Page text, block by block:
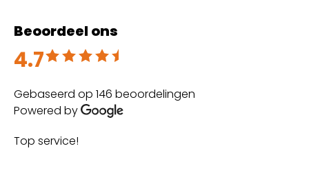
Beoordeel ons
4.7
Beoordeeld met 4.7 uit 5
Gebaseerd op 146 beoordelingen
Powered by
Top service!